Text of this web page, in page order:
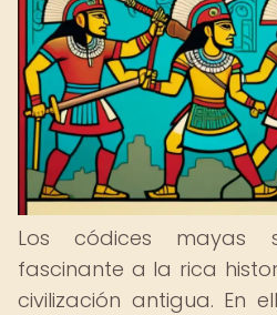
Los códices mayas
fascinante a la rica
civilización antigua. En